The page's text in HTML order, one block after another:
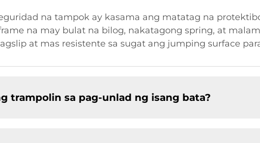
na tampok ay kasama ang matatag na
na may bulat na bilog, nakatagong spring, at
at mas resistente sa sugat ang jumping surface
trampolin sa pag-unlad ng isang bata?